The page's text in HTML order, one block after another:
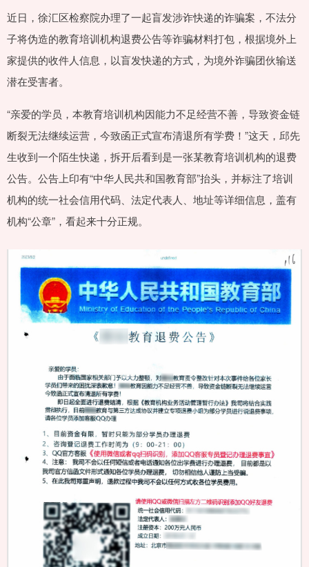
近日，徐汇区检察院办理了一起盲发涉诈快递的诈骗案，不法分
子将伪造的教育培训机构退费公告等诈骗材料打包，根据境外上
家提供的收件人信息，以盲发快递的方式，为境外诈骗团伙输送
潜在受害者。
“亲爱的学员，本教育培训机构因能力不足经营不善，导致资金链
断裂无法继续运营，今致函正式宣布清退所有学费！”这天，邱先
生收到一个陌生快递，拆开后看到是一张某教育培训机构的退费
公告。公告上印有“中华人民共和国教育部”抬头，并标注了培训
机构的统一社会信用代码、法定代表人、地址等详细信息，盖有
机构“公章”，看起来十分正规。